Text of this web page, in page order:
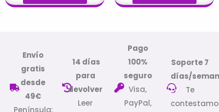
Envío
gratis
desde
49€
14 días
para
devolver
Leer
Pago
100%
seguro
Visa,
PayPal,
Soporte 7
días/
Te